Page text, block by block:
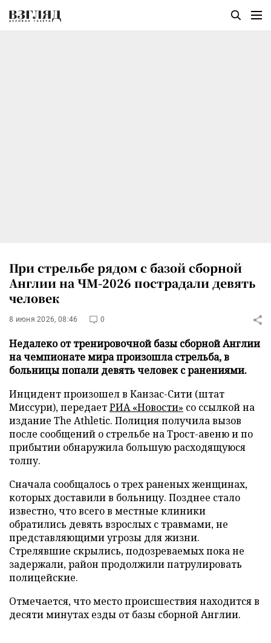
При стрельбе рядом с базой сборной
Англии на ЧМ-2026 пострадали девять
человек
8 июня 2026, 08:46 0
Недалеко от тренировочной базы сборной Англии
на чемпионате мира произошла стрельба, в
больницы попали девять человек с ранениями.
Инцидент произошел в Канзас-Сити (штат
Миссури), передаетРИА «Новости» со ссылкой на
издание The Athletic. Полиция получила вызов
после сообщений о стрельбе на Трост-авеню и по
прибытии обнаружила большую расходящуюся
толпу.
Сначала сообщалось о трех раненых женщинах,
которых доставили в больницу. Позднее стало
известно, что всего в местные клиники
обратились девять взрослых с травмами, не
представляющими угрозы для жизни.
Стрелявшие скрылись, подозреваемых пока не
задержали, район продолжили патрулировать
полицейские.
Отмечается, что место происшествия находится в
десяти минутах езды от базы сборной Англии.